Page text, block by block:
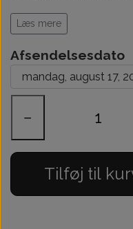
levering.
Læs mere
Afsendelsesdato
−
Tilføj til